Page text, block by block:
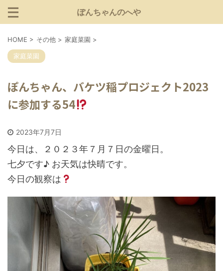
ぽんちゃんのへや
HOME > その他 > 家庭菜園 >
家庭菜園
ぽんちゃん、バケツ稲プロジェクト2023
に参加する54
2023年7月7日
今日は、２０２３年７月７日の金曜日。
七夕です♪ お天気は快晴です。
今日の観察は